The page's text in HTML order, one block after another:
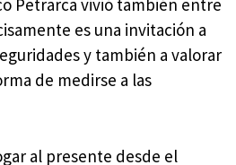
Petrarca vivió también entre
es una invitación a
y también a valorar
de medirse a las
al presente desde el